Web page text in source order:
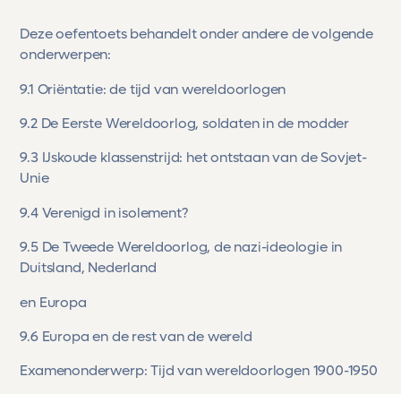
Deze oefentoets behandelt onder andere de volgende
onderwerpen:
9.1 Oriëntatie: de tijd van wereldoorlogen
9.2 De Eerste Wereldoorlog, soldaten in de modder
9.3 IJskoude klassenstrijd: het ontstaan van de Sovjet-
Unie
9.4 Verenigd in isolement?
9.5 De Tweede Wereldoorlog, de nazi-ideologie in
Duitsland, Nederland
en Europa
9.6 Europa en de rest van de wereld
Examenonderwerp:Tijd van wereldoorlogen 1900-1950